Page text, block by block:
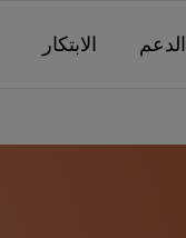
الدعم الابتكار